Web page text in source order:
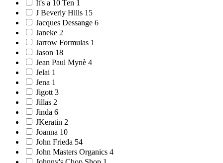
It's a 10 Ten 1
J Beverly Hills 15
Jacques Dessange 6
Janeke 2
Jarrow Formulas 1
Jason 18
Jean Paul Mynè 4
Jelai 1
Jena 1
Jigott 3
Jillas 2
Jinda 6
JKeratin 2
Joanna 10
John Frieda 54
John Masters Organics 4